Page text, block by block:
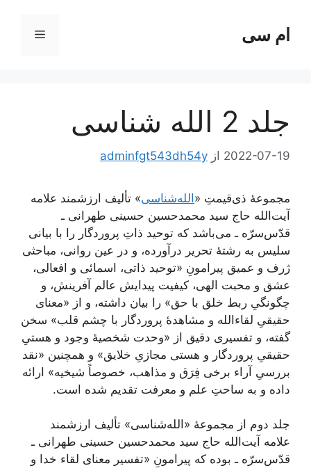
محتواام سی فهرست
جلد 2 الله شناسی
2022-07-19 از adminfgt543dh54y
مجموعۀ ذی‌قیمتِ «الله‌شناسی» تألیف ارزشمند علامه
آیت‌الله حاج سید محمد‌حسین حسینی طهرانی ـ
قدّس‌سرّه ـ می‌باشد که توحید ذاتِ پروردگار را با بیانی
سلیس به رشتۀ تحریر درآورده، و در عین روانی، مباحثی
ژرف و عمیق پیرامونِ «توحید ذاتی، اسمائی و افعالی،
عشق و محبت الهی، کیفیت پیدایش عالم آفرینش، و
چگونگیِ ربط خلق با حق» را بیان داشته، و از «معنای
حقیقیِ لقاء‌الله و مشاهدۀ پروردگار با چشم قلب» سخن
گفته، و تفسیری دقیق از «وحدت شخصیۀ وجود و هستیِ
حقیقیِ پروردگار و هستی مجازیِ خلایق» و همچنین «نقد
بررسیِ آراء برخی فِرَق و مذاهب، خصوصاً شیخیه» ارائه
داده و به ساحتِ علم و معرفت تقدیم شده است.
جلد دوم از مجموعۀ «الله‌شناسی» تألیف ارزشمند
علامه آیت‌الله حاج سید محمد‌حسین حسینی طهرانی ـ
قدّس‌سرّه ـ بوده که پیرامونِ «تفسیر معنای لقاء خدا و